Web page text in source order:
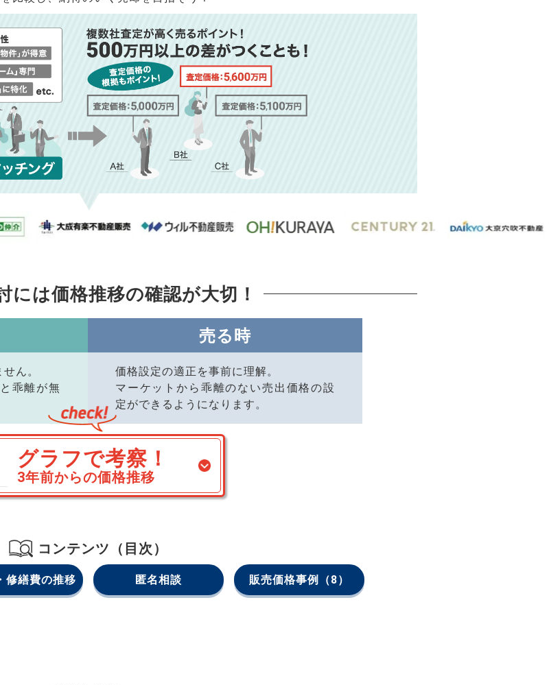
には価格推移の確認が大切！
ん。
乖離が無
売る時
価格設定の適正を事前に理解。
マーケットから乖離のない売出価格の設
定ができるようになります。
グラフで考察！
3年前からの価格推移
コンテンツ（目次）
修繕費の推移 匿名相談 販売価格事例 （8）